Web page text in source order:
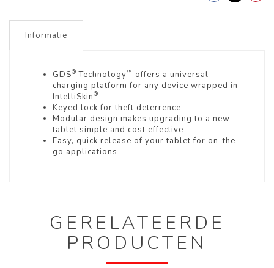
Informatie
GDS® Technology™ offers a universal
charging platform for any device wrapped in
IntelliSkin®
Keyed lock for theft deterrence
Modular design makes upgrading to a new
tablet simple and cost effective
Easy, quick release of your tablet for on-the-
go applications
GERELATEERDE
PRODUCTEN